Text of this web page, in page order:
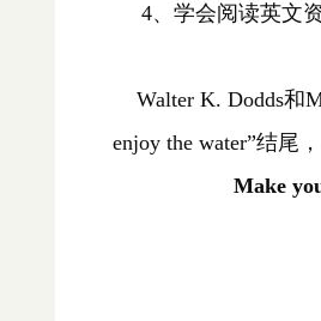
4、学会阅读英文
Walter K. Dodds和
enjoy the water”结尾
Make